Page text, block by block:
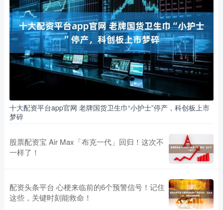
十大配资平台app官网 老牌国货卫生巾“小护士”停产，科创板上市
梦碎
股票配资宝 Air Max「布克一代」回归！这次不
一样了！
配资头条平台 心梗来临前的6个预警信号！记住
这些，关键时刻能救命！